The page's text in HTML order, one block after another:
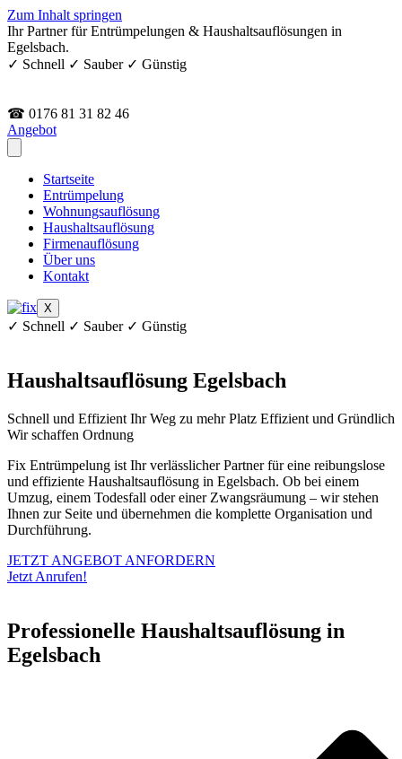
Zum Inhalt springen
Ihr Partner für Entrümpelungen & Haushaltsauflösungen in
Egelsbach.
✓ Schnell ✓ Sauber ✓ Günstig
☎ 0176 81 31 82 46
Angebot
Startseite
Entrümpelung
Wohnungsauflösung
Haushaltsauflösung
Firmenauflösung
Über uns
Kontakt
X
✓ Schnell ✓ Sauber ✓ Günstig
Haushaltsauflösung Egelsbach
Schnell und Effizient Ihr Weg zu mehr Platz Effizient und Gründlich
Wir schaffen Ordnung
Fix Entrümpelung ist Ihr verlässlicher Partner für eine reibungslose
und effiziente Haushaltsauflösung in Egelsbach. Ob bei einem
Umzug, einem Todesfall oder einer Zwangsräumung – wir stehen
Ihnen zur Seite und übernehmen die komplette Organisation und
Durchführung.
JETZT ANGEBOT ANFORDERN
Jetzt Anrufen!
Professionelle Haushaltsauflösung in
Egelsbach